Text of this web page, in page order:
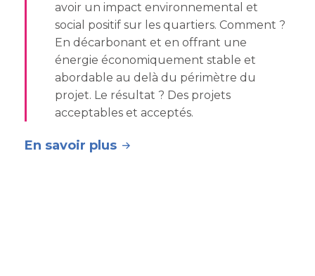
avoir un impact environnemental et
social positif sur les quartiers. Comment ?
En décarbonant et en offrant une
énergie économiquement stable et
abordable au delà du périmètre du
projet. Le résultat ? Des projets
acceptables et acceptés.
En savoir plus